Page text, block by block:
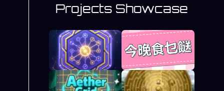
Projects Showcase